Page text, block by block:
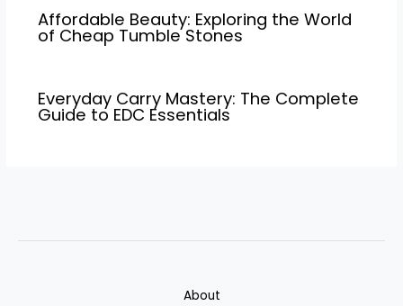
Affordable Beauty: Exploring the World
of Cheap Tumble Stones
Everyday Carry Mastery: The Complete
Guide to EDC Essentials
About